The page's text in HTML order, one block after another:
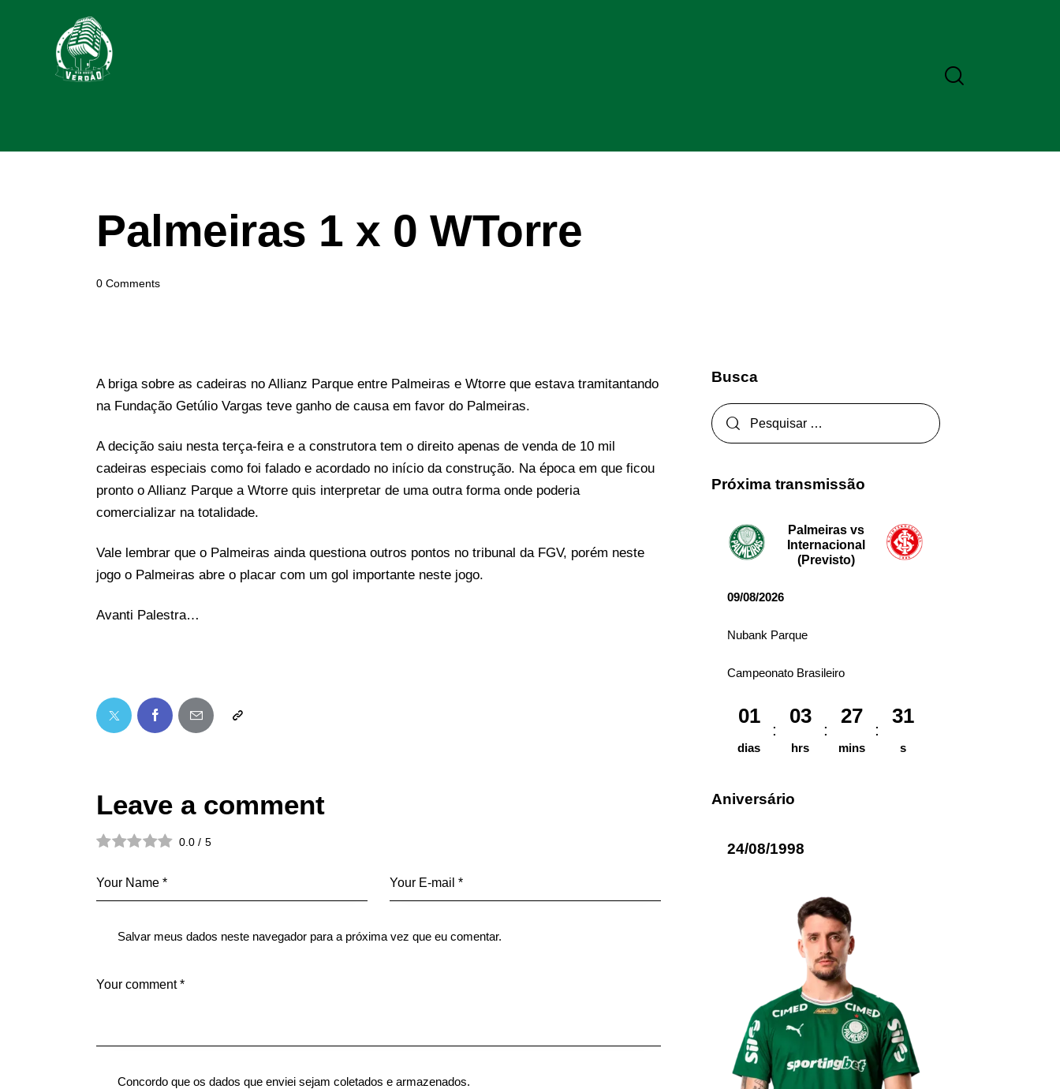
Palmeiras 1 x 0 WTorre
0 Comments
A briga sobre as cadeiras no Allianz Parque entre Palmeiras e Wtorre que estava tramitantando
na Fundação Getúlio Vargas teve ganho de causa em favor do Palmeiras.
A decição saiu nesta terça-feira e a construtora tem o direito apenas de venda de 10 mil
cadeiras especiais como foi falado e acordado no início da construção. Na época em que ficou
pronto o Allianz Parque a Wtorre quis interpretar de uma outra forma onde poderia
comercializar na totalidade.
Vale lembrar que o Palmeiras ainda questiona outros pontos no tribunal da FGV, porém neste
jogo o Palmeiras abre o placar com um gol importante neste jogo.
Avanti Palestra…
Leave a comment
0.0 / 5
Salvar meus dados neste navegador para a próxima vez que eu comentar.
Concordo que os dados que enviei sejam coletados e armazenados.
Busca
Próxima transmissão
Palmeiras vs
Internacional
(Previsto)
09/08/2026
Nubank Parque
Campeonato Brasileiro
01
dias
03
hrs
27
mins
31
s
Aniversário
24/08/1998